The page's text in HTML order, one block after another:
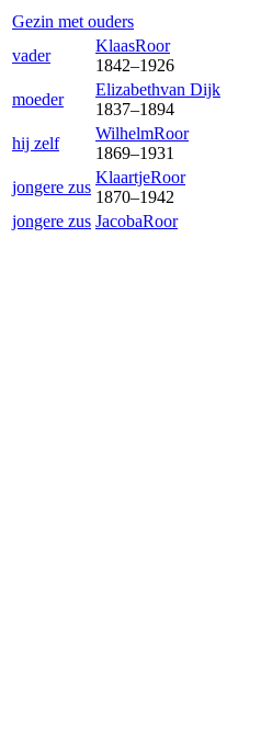
Gezin met ouders
vader
KlaasRoor
1842–1926
moeder
Elizabethvan Dijk
1837–1894
hij zelf
WilhelmRoor
1869–1931
jongere zus
KlaartjeRoor
1870–1942
jongere zus JacobaRoor